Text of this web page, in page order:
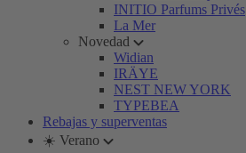
INITIO Parfums Privés
La Mer
Novedad
Widian
IRÄYE
NEST NEW YORK
TYPEBEA
Rebajas y superventas
☀️ Verano